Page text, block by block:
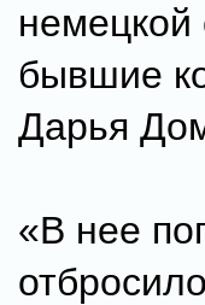
немецкой
бывшие
Дарья
«В нее